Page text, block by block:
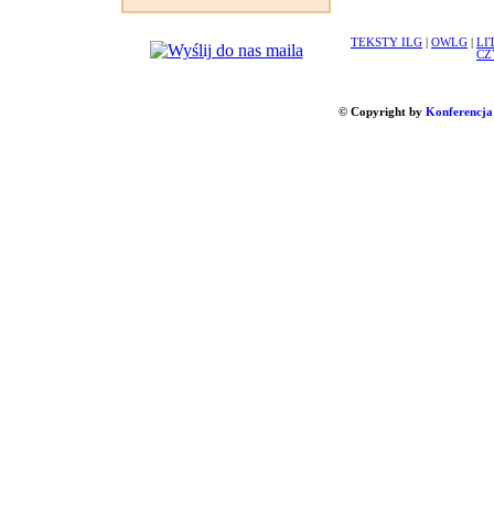
TEKSTY ILG OWLG
© Copyright by Konferencja